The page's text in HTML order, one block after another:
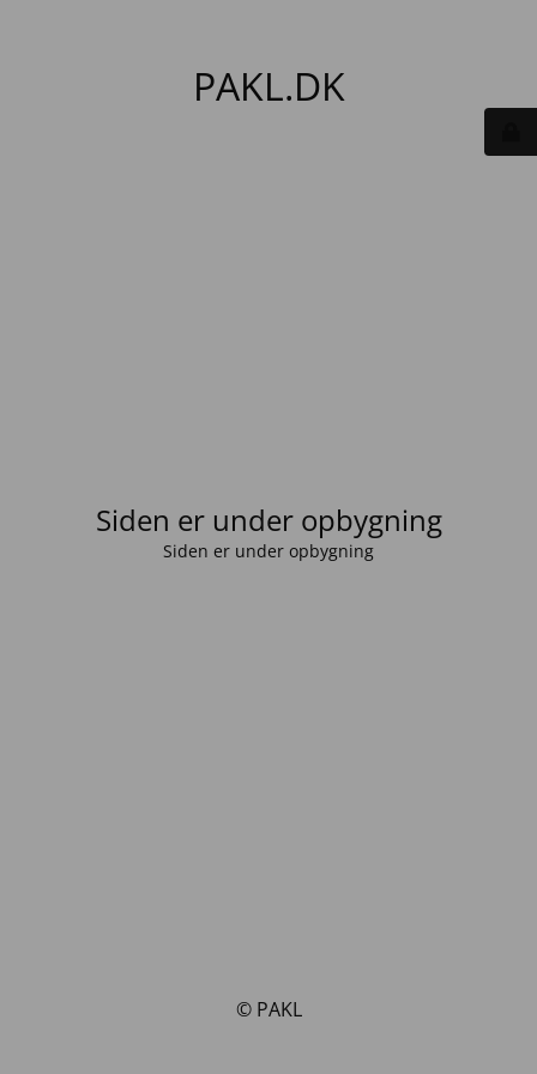
PAKL.DK
Siden er under opbygning
Siden er under opbygning
© PAKL